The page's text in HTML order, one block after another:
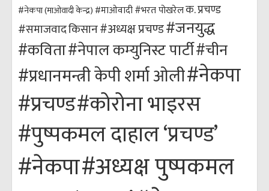
#नेकपा (माओवादी केन्द्र) #माओवादी#भरत पोखरेलक. प्रचण्ड
#समाजवादकिसान#अध्यक्ष प्रचण्ड#जनयुद्ध
#कविता#नेपाल कम्युनिस्ट पार्टी#चीन
#प्रधानमन्त्री केपी शर्मा ओली#नेकपा
#प्रचण्ड#कोरोना भाइरस
#पुष्पकमल दाहाल ‘प्रचण्ड’
#नेकपा#अध्यक्ष पुष्पकमल